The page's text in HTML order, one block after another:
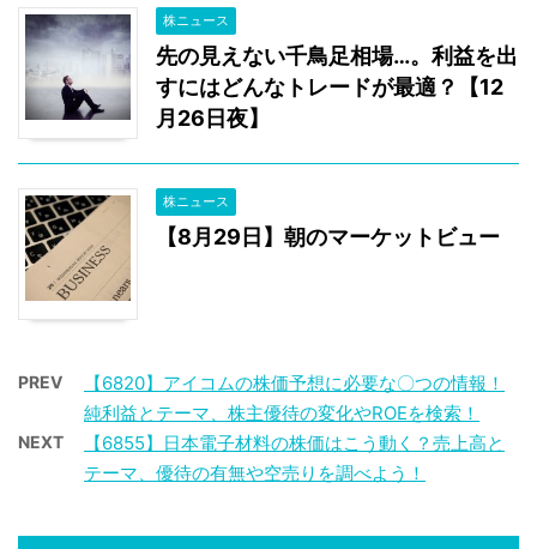
株ニュース
先の見えない千鳥足相場…。利益を出
すにはどんなトレードが最適？【12
月26日夜】
株ニュース
【8月29日】朝のマーケットビュー
PREV
【6820】アイコムの株価予想に必要な〇つの情報！
純利益とテーマ、株主優待の変化やROEを検索！
NEXT
【6855】日本電子材料の株価はこう動く？売上高と
テーマ、優待の有無や空売りを調べよう！